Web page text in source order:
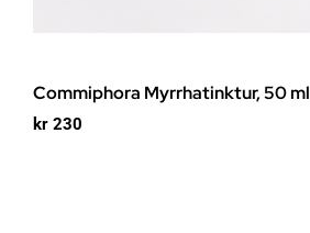
Commiphora Myrrhatinktur, 50 ml
kr 230